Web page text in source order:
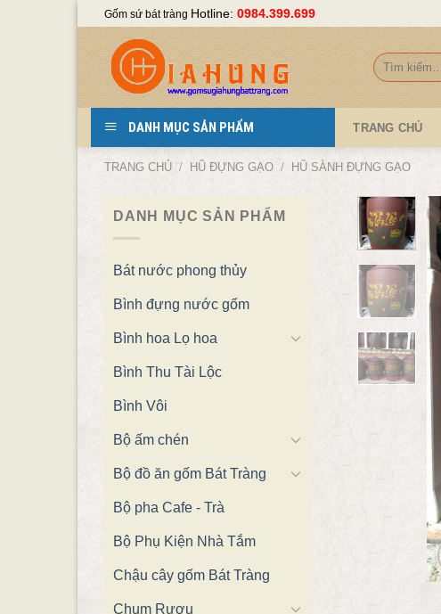
Skip
content
Gốm sứ bát tràng Hotline: 0984.399.699
Tìm
kiếm:
DANH MỤC SẢN PHẨM TRANG CHỦ
TRANG CHỦ / HŨ ĐỰNG GẠO / HŨ SÀNH ĐỰNG GẠO
DANH MỤC SẢN PHẨM
Bát nước phong thủy
Bình đựng nước gốm
Bình hoa Lọ hoa
Bình Thu Tài Lộc
Bình Vôi
Bộ ấm chén
Bộ đồ ăn gốm Bát Tràng
Bộ pha Cafe - Trà
Bộ Phụ Kiện Nhà Tắm
Chậu cây gốm Bát Tràng
Chum Rượu